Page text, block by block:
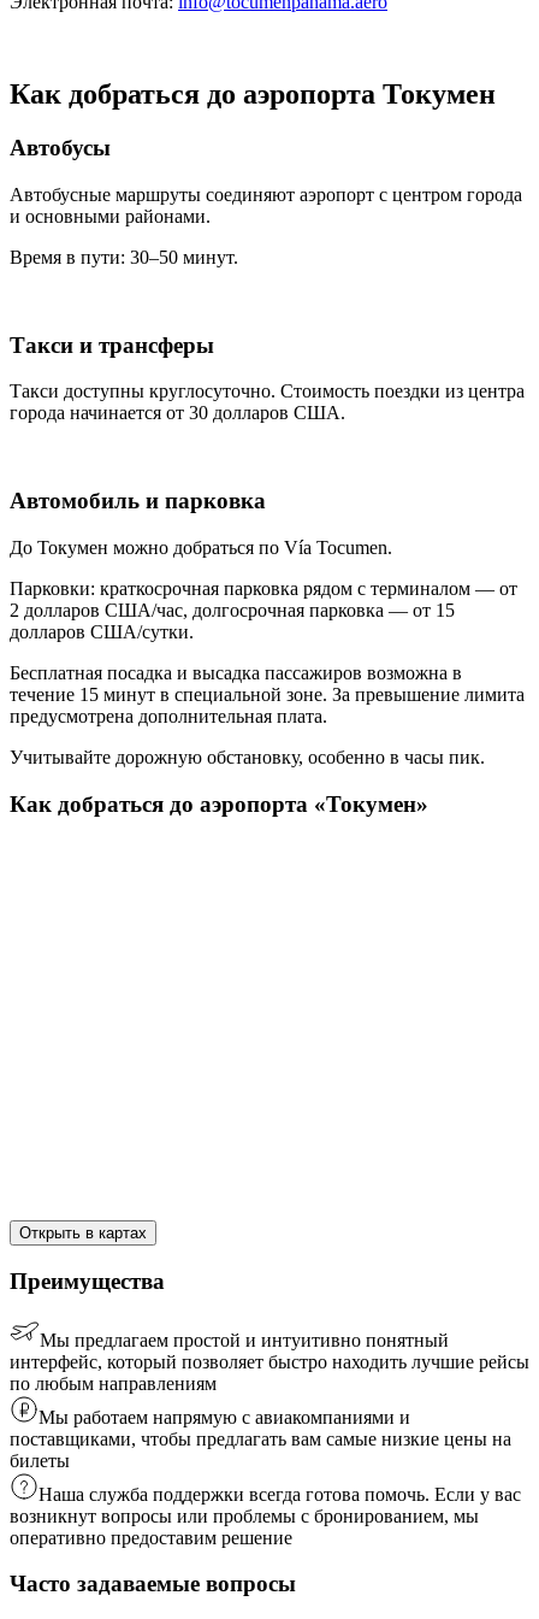
Как добраться до аэропорта Токумен
Автобусы
Автобусные маршруты соединяют аэропорт с центром города
и основными районами.
Время в пути: 30–50 минут.
Такси и трансферы
Такси доступны круглосуточно. Стоимость поездки из центра
города начинается от 30 долларов США.
Автомобиль и парковка
До Токумен можно добраться по Vía Tocumen.
Парковки: краткосрочная парковка рядом с терминалом — от
2 долларов США/час, долгосрочная парковка — от 15
долларов США/сутки.
Бесплатная посадка и высадка пассажиров возможна в
течение 15 минут в специальной зоне. За превышение лимита
предусмотрена дополнительная плата.
Учитывайте дорожную обстановку, особенно в часы пик.
Как добраться до аэропорта «Токумен»
Открыть в картах
Преимущества
Мы предлагаем простой и интуитивно понятный
интерфейс, который позволяет быстро находить лучшие рейсы
по любым направлениям
Мы работаем напрямую с авиакомпаниями и
поставщиками, чтобы предлагать вам самые низкие цены на
билеты
Наша служба поддержки всегда готова помочь. Если у вас
возникнут вопросы или проблемы с бронированием, мы
оперативно предоставим решение
Часто задаваемые вопросы